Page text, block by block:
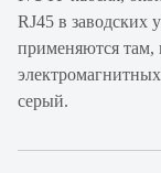
RJ45 в заводских
применяются там,
серый.